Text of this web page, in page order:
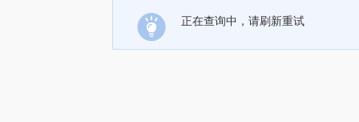
正在查询中，请刷新重试